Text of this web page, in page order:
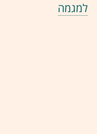
למגמה